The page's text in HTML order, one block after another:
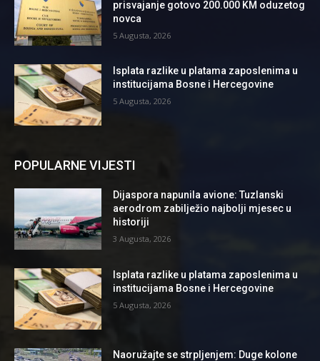
prisvajanje gotovo 200.000 KM oduzetog
novca
5 Augusta, 2026
Isplata razlike u platama zaposlenima u
institucijama Bosne i Hercegovine
5 Augusta, 2026
POPULARNE VIJESTI
Dijaspora napunila avione: Tuzlanski
aerodrom zabilježio najbolji mjesec u
historiji
3 Augusta, 2026
Isplata razlike u platama zaposlenima u
institucijama Bosne i Hercegovine
5 Augusta, 2026
Naoružajte se strpljenjem: Duge kolone